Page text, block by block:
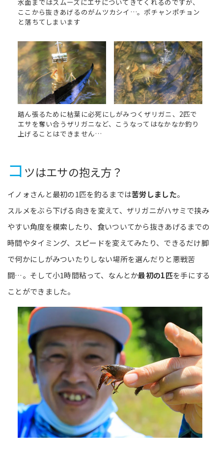
水面まではスムーズにエサについてきてくれるのですが、
ここから抜きあげるのがムツカシイ…。ポチャンポチョン
と落ちてしまいます
踏ん張るために枯葉に必死にしがみつくザリガニ、2匹で
エサを奪い合うザリガニなど、こうなってはなかなか釣り
上げることはできません…
コ ツはエサの抱え方？
イノォさんと最初の1匹を釣るまでは苦労しました。
スルメをぶら下げる向きを変えて、ザリガニがハサミで挟み
やすい角度を模索したり、食いついてから抜きあげるまでの
時間やタイミング、スピードを変えてみたり、できるだけ脚
で何かにしがみついたりしない場所を選んだりと悪戦苦
闘…。そして小1時間粘って、なんとか最初の1匹を手にする
ことができました。